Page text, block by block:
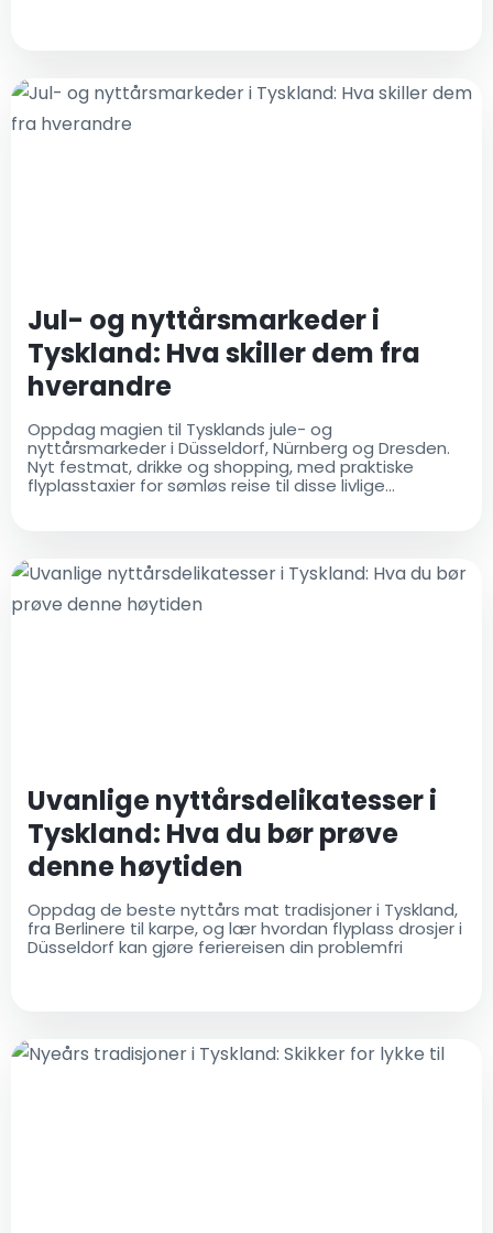
Jul- og nyttårsmarkeder i
Tyskland: Hva skiller dem fra
hverandre
Oppdag magien til Tysklands jule- og
nyttårsmarkeder i Düsseldorf, Nürnberg og Dresden.
Nyt festmat, drikke og shopping, med praktiske
flyplasstaxier for sømløs reise til disse livlige
Uvanlige nyttårsdelikatesser i
Tyskland: Hva du bør prøve
denne høytiden
Oppdag de beste nyttårs mat tradisjoner i Tyskland,
fra Berlinere til karpe, og lær hvordan flyplass drosjer i
Düsseldorf kan gjøre feriereisen din problemfri